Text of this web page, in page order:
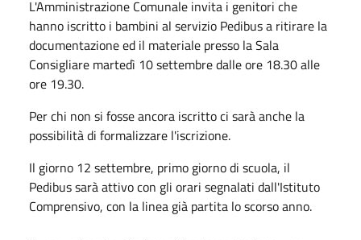
L'Amministrazione Comunale invita i genitori che
hanno iscritto i bambini al servizio Pedibus a ritirare la
documentazione ed il materiale presso la Sala
Consigliare martedì 10 settembre dalle ore 18.30 alle
ore 19.30.
Per chi non si fosse ancora iscritto ci sarà anche la
possibilità di formalizzare l'iscrizione.
Il giorno 12 settembre, primo giorno di scuola, il
Pedibus sarà attivo con gli orari segnalati dall'Istituto
Comprensivo, con la linea già partita lo scorso anno.